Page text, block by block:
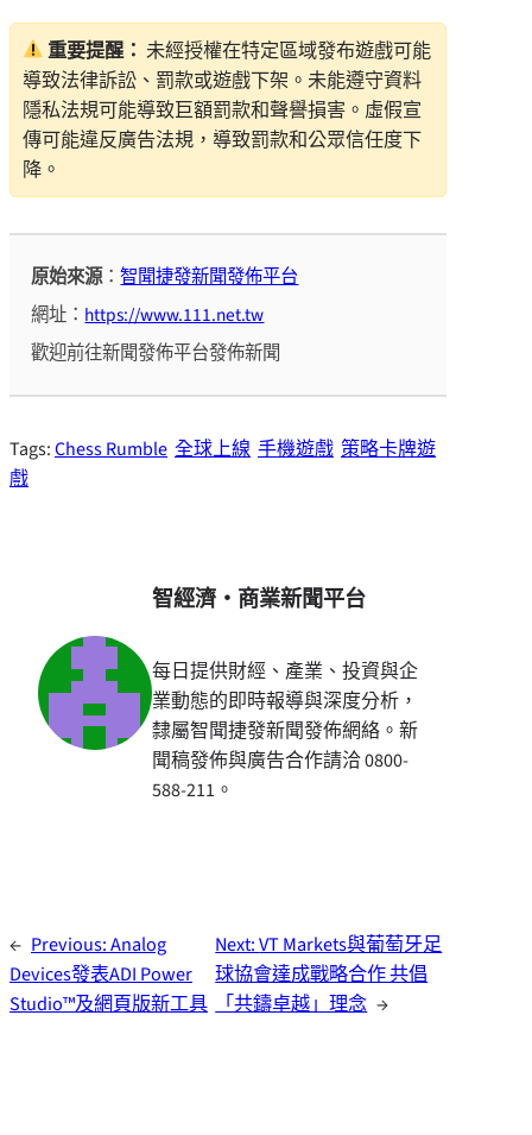
重要提醒： 未經授權在特定區域發布遊戲可能
導致法律訴訟、罰款或遊戲下架。未能遵守資料
隱私法規可能導致巨額罰款和聲譽損害。虛假宣
傳可能違反廣告法規，導致罰款和公眾信任度下
降。
原始來源：智聞捷發新聞發佈平台
網址： https://www.111.net.tw
歡迎前往新聞發佈平台發佈新聞
Tags:Chess Rumble 全球上線 手機遊戲 策略卡牌遊
戲
智經濟・商業新聞平台
每日提供財經、產業、投資與企
業動態的即時報導與深度分析，
隸屬智聞捷發新聞發佈網絡。新
聞稿發佈與廣告合作請洽 0800-
588-211。
← Previous:Analog
Devices發表ADI Power
Studio™及網頁版新工具
Next:VT Markets與葡萄牙足
球協會達成戰略合作 共倡
「共鑄卓越」理念 →